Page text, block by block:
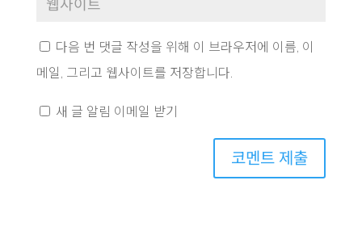
다음 번 댓글 작성을 위해 이 브라우저에 이름, 이
메일, 그리고 웹사이트를 저장합니다.
새 글 알림 이메일 받기
코멘트 제출